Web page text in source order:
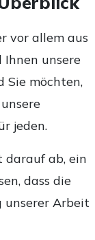
vor allem aus
Ihnen unsere
Sie möchten,
jeden.
darauf ab, ein
dass die
Arbeit